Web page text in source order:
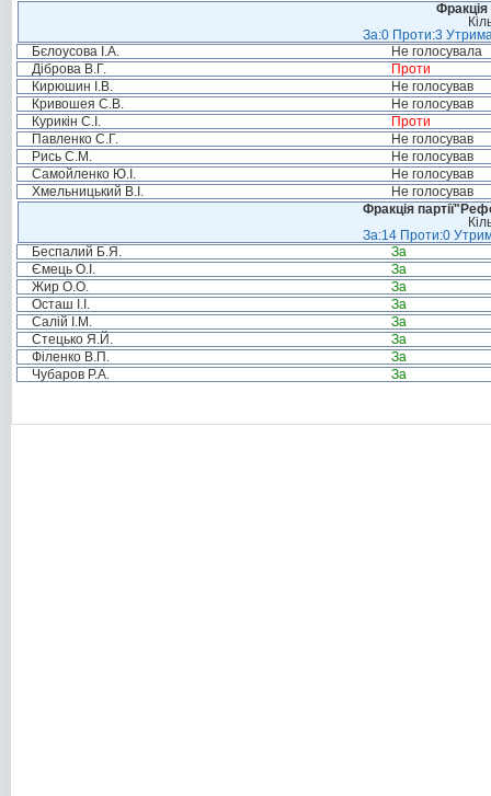
Фракція
За:0 Проти:3
Бєлоусова І.А.
Не голосувала
Діброва В.Г.
Проти
Кирюшин І.В.
Не голосував
Кривошея С.В.
Не голосував
Курикін С.І.
Проти
Павленко С.Г.
Не голосував
Рись С.М.
Не голосував
Самойленко Ю.І.
Не голосував
Хмельницький В.І.
Не голосував
Фракція
За:14 Проти:0
Беспалий Б.Я.
За
Ємець О.І.
За
Жир О.О.
За
Осташ І.І.
За
Салій І.М.
За
Стецько Я.Й.
За
Філенко В.П.
За
Чубаров Р.А.
За